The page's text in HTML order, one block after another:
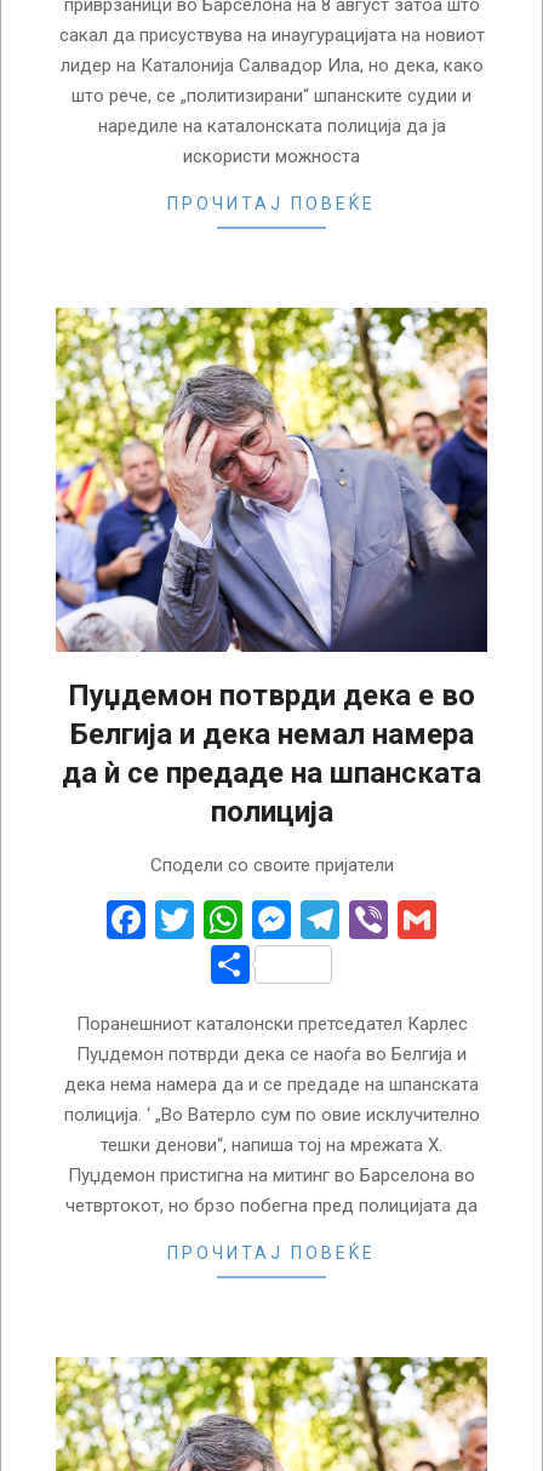
приврзаници во Барселона на 8 август затоа што
сакал да присуствува на инаугурацијата на новиот
лидер на Каталонија Салвадор Ила, но дека, како
што рече, се „политизирани“ шпанските судии и
наредиле на каталонската полиција да ја
искористи можноста
ПРОЧИТАЈ ПОВЕЌЕ
Пуџдемон потврди дека е во
Белгија и дека немал намера
да ѝ се предаде на шпанската
полиција
Сподели со своите пријатели
Facebook
Twitter
WhatsApp
Messenger
Telegram
Viber
Share
Поранешниот каталонски претседател Карлес
Пуџдемон потврди дека се наоѓа во Белгија и
дека нема намера да и се предаде на шпанската
полиција. ‘ „Во Ватерло сум по овие исклучително
тешки денови“, напиша тој на мрежата Х.
Пуџдемон пристигна на митинг во Барселона во
четвртокот, но брзо побегна пред полицијата да
ПРОЧИТАЈ ПОВЕЌЕ